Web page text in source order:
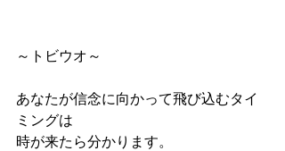
～トビウオ～
あなたが信念に向かって飛び込むタイ
ミングは
時が来たら分かります。